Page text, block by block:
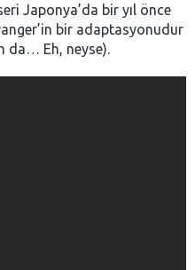
Japonya’da bir yıl önce
bir adaptasyonudur
da… Eh, neyse).